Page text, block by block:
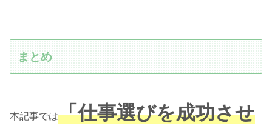
まとめ
本記事では「仕事選びを成功させ